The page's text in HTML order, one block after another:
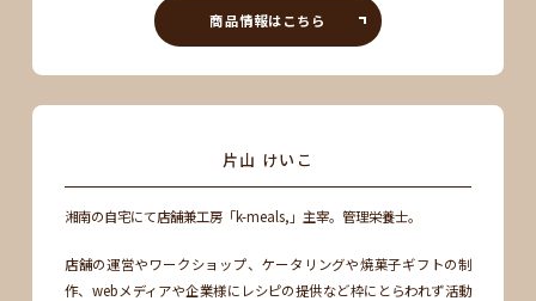
商品情報はこちら
片山 けいこ
湘南の自宅にて店舗兼工房「k-meals,」主宰。管理栄養士。
店舗の運営やワークショップ、ケータリングや焼菓子ギフトの制
作、webメディアや企業様にレシピの提供など枠にとらわれず活動